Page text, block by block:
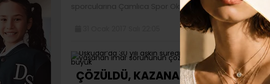
sporcularına Çamlıca Spor Okulu’nda
ÇÖZÜLDÜ, KAZANAN ÜSKÜDAR